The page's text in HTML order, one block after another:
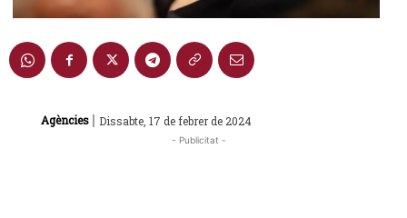
Agències | Dissabte, 17 de febrer de 2024
- Publicitat -